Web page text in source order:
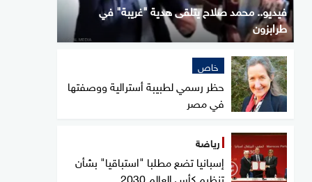
فيديو.. محمد صلاح يتلقى هدية "غريبة" في
طرابزون
خاص
حظر رسمي لطبيبة أسترالية ووصفتها
في مصر
رياضة
إسبانيا تضع مطلبا "استباقيا" بشأن
تنظيم كأس العالم 2030